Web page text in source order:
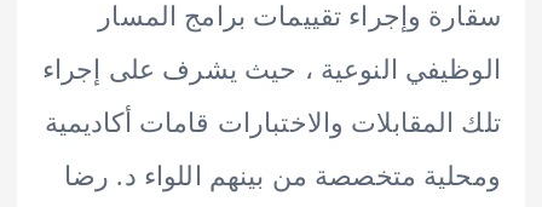
وإجراء تقييمات برامج المسار
النوعية ، حيث يشرف على إجراء
والاختبارات قامات أكاديمية
متخصصة من بينهم اللواء د. رضا